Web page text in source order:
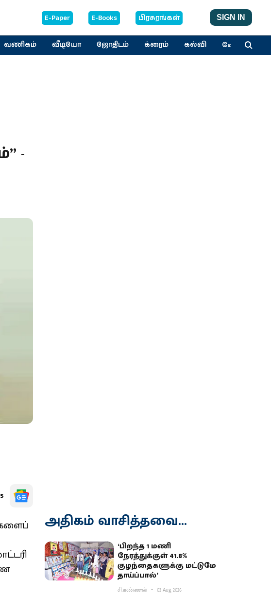
E-Paper E-Books பிரசுரங்கள் SIGN IN
வணிகம் வீடியோ ஜோதிடம் க்ரைம் கல்வி மேலும்
-
அதிகம் வாசித்தவை...
‘பிறந்த 1 மணி
நேரத்துக்குள் 41.8%
குழந்தைகளுக்கு மட்டுமே
தாய்ப்பால்’
சி.கண்ணன் 03 Aug 2026